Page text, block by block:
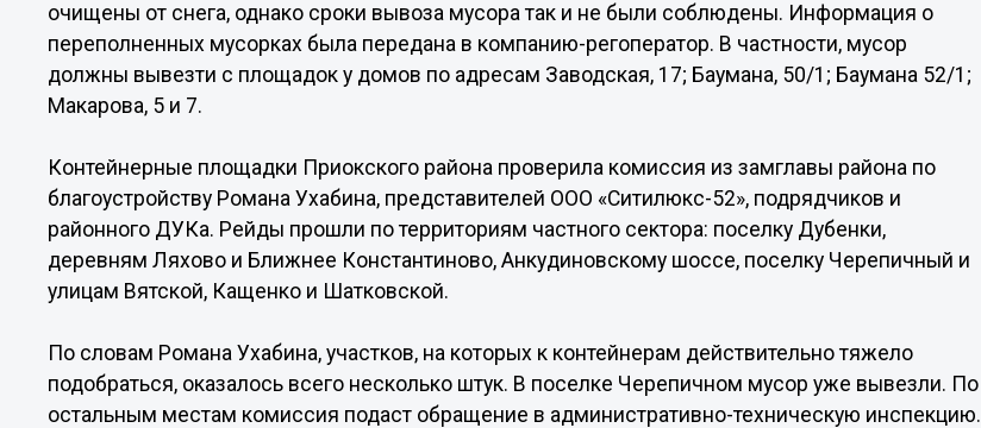
очищены от снега, однако сроки вывоза мусора так и не были соблюдены. Информация о
переполненных мусорках была передана в компанию-регоператор. В частности, мусор
должны вывезти с площадок у домов по адресам Заводская, 17; Баумана, 50/1; Баумана 52/1;
Макарова, 5 и 7.
Контейнерные площадки Приокского района проверила комиссия из замглавы района по
благоустройству Романа Ухабина, представителей ООО «Ситилюкс-52», подрядчиков и
районного ДУКа. Рейды прошли по территориям частного сектора: поселку Дубенки,
деревням Ляхово и Ближнее Константиново, Анкудиновскому шоссе, поселку Черепичный и
улицам Вятской, Кащенко и Шатковской.
По словам Романа Ухабина, участков, на которых к контейнерам действительно тяжело
подобраться, оказалось всего несколько штук. В поселке Черепичном мусор уже вывезли. По
остальным местам комиссия подаст обращение в административно-техническую инспекцию.